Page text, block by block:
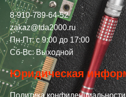
8-910-789-64-52
zakaz@tda2000.ru
Пн-Пт: с 9:00 до 17:00
Сб-Вс: Выходной
Юридическая
Политика конфиденциальности